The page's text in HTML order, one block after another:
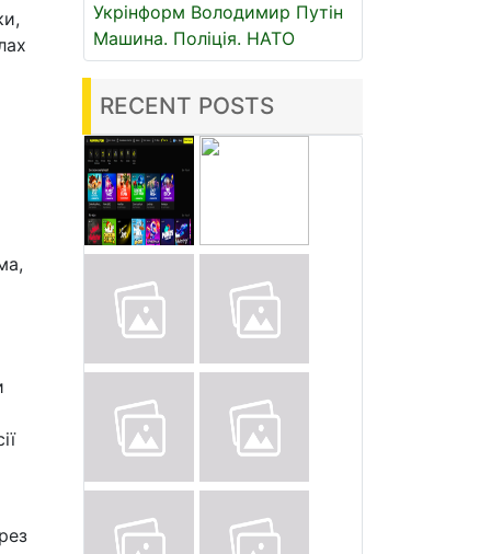
Укрінформ Володимир Путін
Машина. Поліція. НАТО
RECENT POSTS